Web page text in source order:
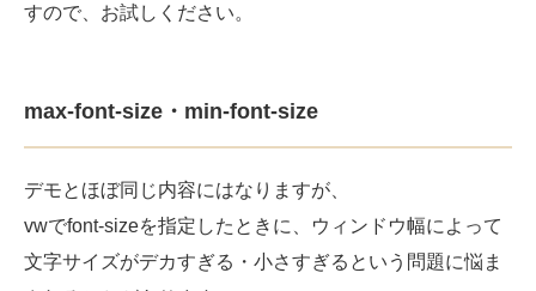
すので、お試しください。
max-font-size・min-font-size
デモとほぼ同じ内容にはなりますが、
vwでfont-sizeを指定したときに、ウィンドウ幅によって
文字サイズがデカすぎる・小さすぎるという問題に悩ま